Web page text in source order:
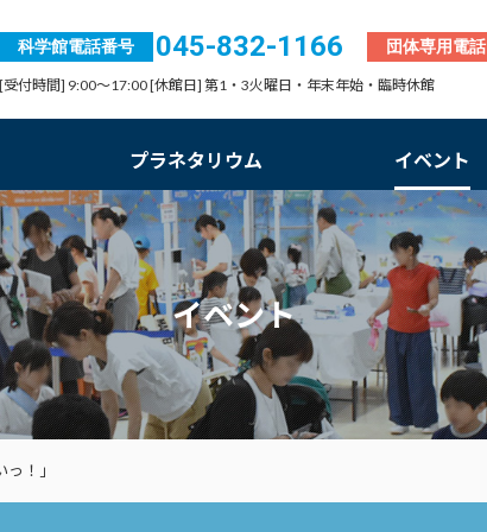
科学館電話番号 045-832-1166 団体専用電話
[受付時間] 9:00～17:00 [休館日] 第1・3火曜日・年末年始・臨時休館
プラネタリウム イベント
イベント
！」